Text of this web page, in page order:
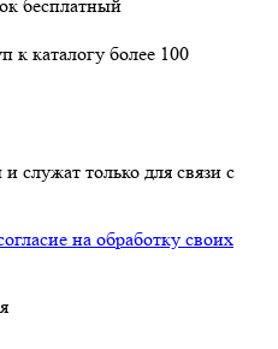
бесплатный
каталогу более 100
служат только для связи с
на обработку своих